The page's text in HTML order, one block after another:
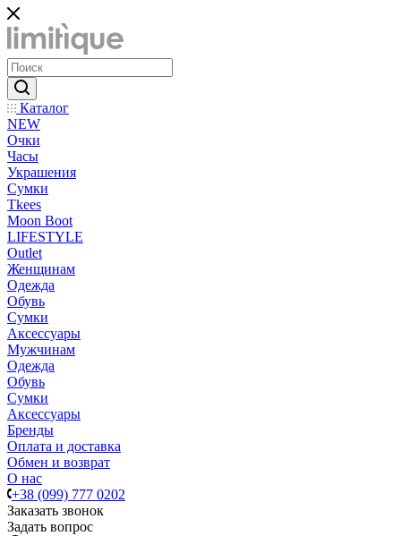
Каталог
NEW
Очки
Часы
Украшения
Сумки
Tkees
Moon Boot
LIFESTYLE
Outlet
Женщинам
Одежда
Обувь
Сумки
Аксессуары
Мужчинам
Одежда
Обувь
Сумки
Аксессуары
Бренды
Оплата и доставка
Обмен и возврат
О нас
+38 (099) 777 0202
Заказать звонок
Задать вопрос